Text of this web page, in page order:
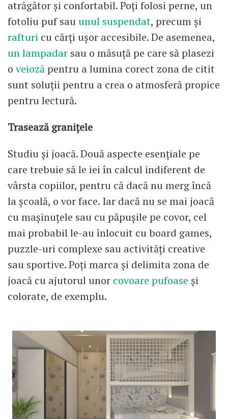
atrăgător și confortabil. Poți folosi perne, un
fotoliu puf sau unul suspendat, precum și
rafturi cu cărți ușor accesibile. De asemenea,
un lampadar sau o măsuță pe care să plasezi
oveiozăpentru a lumina corect zona de citit
sunt soluții pentru a crea o atmosferă propice
pentru lectură.
Trasează granițele
Studiu și joacă. Două aspecte esențiale pe
care trebuie să le iei în calcul indiferent de
vârsta copiilor, pentru că dacă nu merg încă
la școală, o vor face. Iar dacă nu se mai joacă
cu mașinuțele sau cu păpușile pe covor, cel
mai probabil le-au înlocuit cu board games,
puzzle-uri complexe sau activități creative
sau sportive. Poți marca și delimita zona de
joacă cu ajutorul unor covoare pufoase și
colorate, de exemplu.